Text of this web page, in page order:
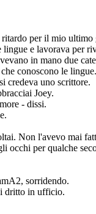
per il mio
lingue e lavorava per
in mano due
conoscono le
credeva uno scrittore.
Joey.
- dissi.
Non l'avevo mai
occhi per qualche
sorridendo.
dritto in ufficio.